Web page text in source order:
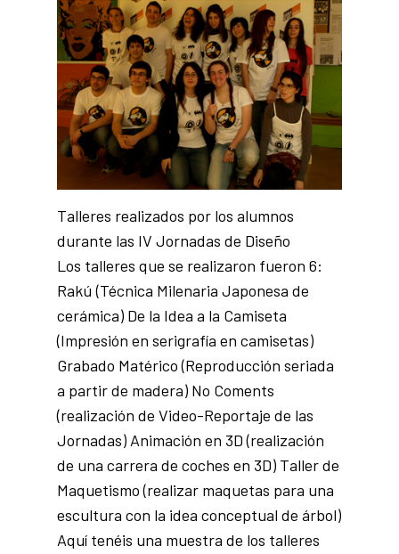
Talleres realizados por los alumnos
durante las IV Jornadas de Diseño
Los talleres que se realizaron fueron 6:
Rakú (Técnica Milenaria Japonesa de
cerámica) De la Idea a la Camiseta
(Impresión en serigrafía en camisetas)
Grabado Matérico (Reproducción seriada
a partir de madera) No Coments
(realización de Video-Reportaje de las
Jornadas) Animación en 3D (realización
de una carrera de coches en 3D) Taller de
Maquetismo (realizar maquetas para una
escultura con la idea conceptual de árbol)
Aquí tenéis una muestra de los talleres